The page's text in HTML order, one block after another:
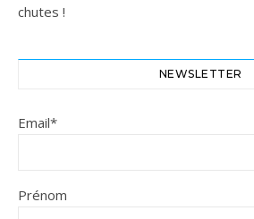
chutes !
NEWSLETTER
Email*
Prénom